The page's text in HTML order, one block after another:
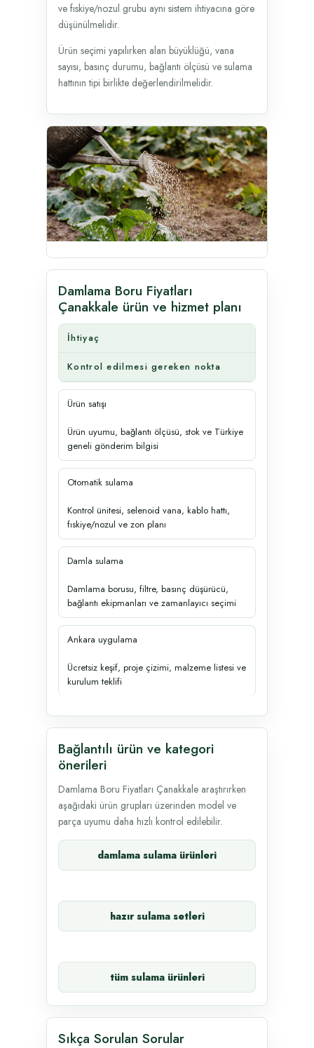
ve fıskiye/nozul grubu aynı sistem ihtiyacına göre
düşünülmelidir.
Ürün seçimi yapılırken alan büyüklüğü, vana
sayısı, basınç durumu, bağlantı ölçüsü ve sulama
hattının tipi birlikte değerlendirilmelidir.
Damlama Boru Fiyatları
Çanakkale ürün ve hizmet planı
İhtiyaç
Kontrol edilmesi gereken nokta
Ürün satışı
Ürün uyumu, bağlantı ölçüsü, stok ve Türkiye
geneli gönderim bilgisi
Otomatik sulama
Kontrol ünitesi, selenoid vana, kablo hattı,
fıskiye/nozul ve zon planı
Damla sulama
Damlama borusu, filtre, basınç düşürücü,
bağlantı ekipmanları ve zamanlayıcı seçimi
Ankara uygulama
Ücretsiz keşif, proje çizimi, malzeme listesi ve
kurulum teklifi
Bağlantılı ürün ve kategori
önerileri
Damlama Boru Fiyatları Çanakkale araştırırken
aşağıdaki ürün grupları üzerinden model ve
parça uyumu daha hızlı kontrol edilebilir.
damlama sulama ürünleri
hazır sulama setleri
tüm sulama ürünleri
Sıkça Sorulan Sorular